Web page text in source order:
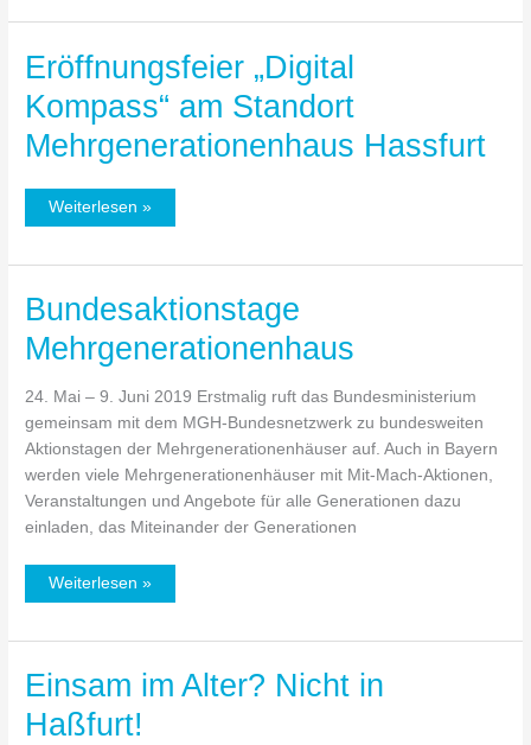
Eröffnungsfeier „Digital
Kompass“ am Standort
Mehrgenerationenhaus Hassfurt
Eröffnungsfeier
„Digital
Kompass“
am
Standort
Mehrgenerationenhaus
Hassfurt
Weiterlesen »
Bundesaktionstage
Mehrgenerationenhaus
24. Mai – 9. Juni 2019 Erstmalig ruft das Bundesministerium
gemeinsam mit dem MGH-Bundesnetzwerk zu bundesweiten
Aktionstagen der Mehrgenerationenhäuser auf. Auch in Bayern
werden viele Mehrgenerationenhäuser mit Mit-Mach-Aktionen,
Veranstaltungen und Angebote für alle Generationen dazu
einladen, das Miteinander der Generationen
Bundesaktionstage
Weiterlesen »
Einsam im Alter? Nicht in
Haßfurt!
Einsam
Alter?